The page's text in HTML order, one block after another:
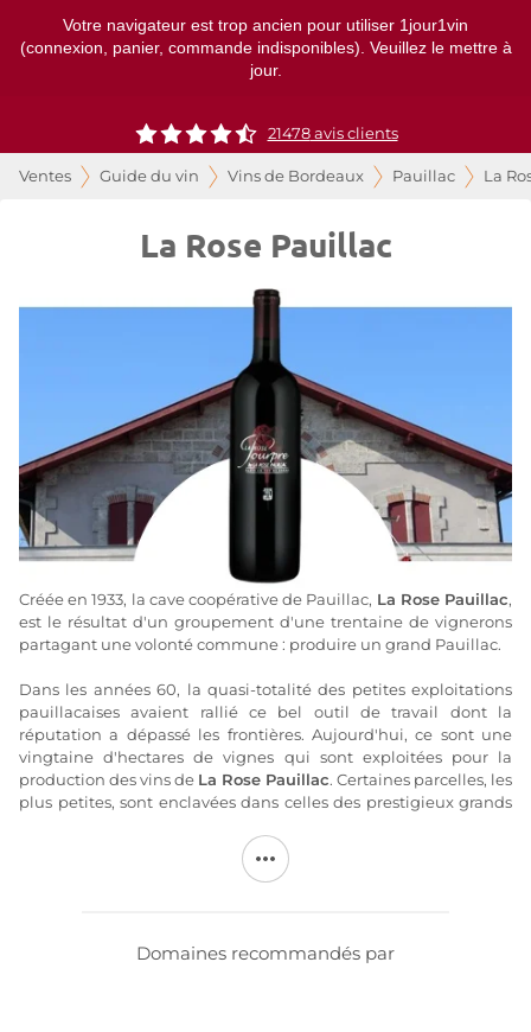
Votre navigateur est trop ancien pour utiliser 1jour1vin
(connexion, panier, commande indisponibles). Veuillez le mettre à
jour.
21478avis clients
Ventes Guide du vin Vins de Bordeaux Pauillac La
La Rose Pauillac
Créée en 1933, la cave coopérative de Pauillac, La Rose Pauillac,
est le résultat d'un groupement d'une trentaine de vignerons
partagant une volonté commune : produire un grand Pauillac.
Dans les années 60, la quasi-totalité des petites exploitations
pauillacaises avaient rallié ce bel outil de travail dont la
réputation a dépassé les frontières. Aujourd'hui, ce sont une
vingtaine d'hectares de vignes qui sont exploitées pour la
production des vins de La Rose Pauillac. Certaines parcelles, les
plus petites, sont enclavées dans celles des prestigieux grands
La Rose Pauillac
est sélectionnée en fonction des
Plus d'informations sur le site deLa Rose Pauillac
Domaines recommandés par